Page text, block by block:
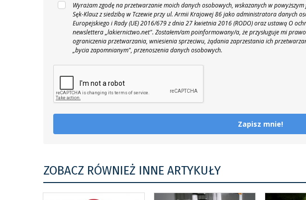
Wyrażam zgodę na przetwarzanie moich danych osobowych, wskazanych w
Sęk-Klauz z siedzibą w Tczewie przy ul. Armii Krajowej 86 jako administratora danych
Europejskiego i Rady (UE) 2016/679 z dnia 27 kwietnia 2016 (RODO) oraz ustawą O
newslettera „lakiernictwo.net". Zostałem/am poinformowany/a, że przysługuje mi
ograniczenia przetwarzania, wniesienia sprzeciwu, żądania zaprzestania ich
„bycia zapomnianym", przenoszenia danych osobowych.
Zapisz mnie!
ZOBACZ RÓWNIEŻ INNE ARTYKUŁY